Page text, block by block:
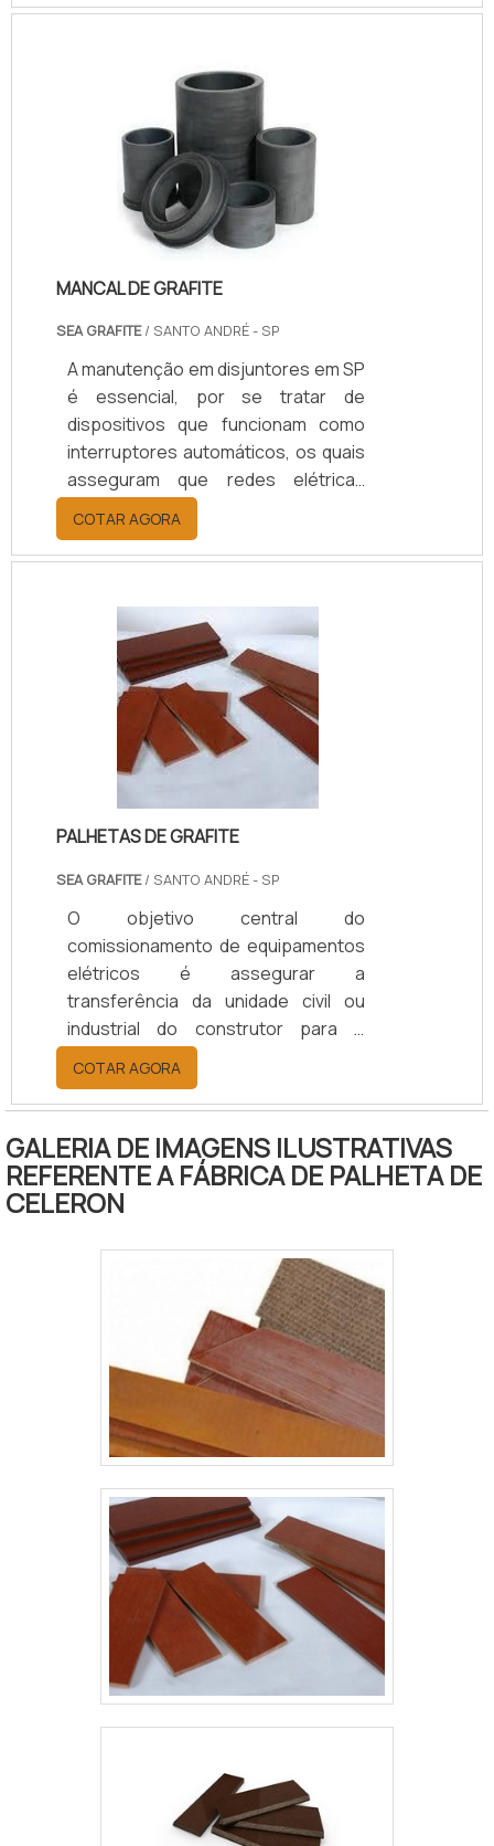
equipamentos a serem conectados
contratante.SAIBA MAIS SOBRE
COMO O PROCESSO OFERECE
DIVERSAS APLICAÇÕESO
comissionamento pode ser aplicado
tanto a novos empreendimentos
quanto a unidades e sistemas
existentes em processo de
MANCAL DE GRAFITE
SEA GRAFITE/ SANTO ANDRÉ - SP
A manutenção em disjuntores em SP
é essencial, por se tratar de
dispositivos que funcionam como
interruptores automáticos, os quais
asseguram que redes elétricas
possam operar com segurança,
sem causar danos como curtos
circuitos, quedas de corrente
todo o funcionamento do disjuntor
deve ocorrer com a máxima
exatidão, evitando qualquer tipo de
erro ou acidente elétrico.SAIBA
COMO A LIMPEZA DO DISPOSITIVO É
ESSENCIALPara manter o bom
funcionamento dos disjuntores.
COTAR AGORA
PALHETAS DE GRAFITE
SEA GRAFITE/ SANTO ANDRÉ - SP
O objetivo central do
comissionamento de equipamentos
elétricos é assegurar a
transferência da unidade civil ou
industrial do construtor para o
proprietário de forma ordenada e
segura, garantindo sua
operabilidade em termos de
desempenho, confiabilidade e
rastreabilidade de informações.
Adicionalmente, quando executado
eficaz, o comissionamento tende a
se configurar como um elemento
essencial para o atendimento aos
requisitos de prazos, custos,
segurança e quali.
COTAR AGORA
GALERIA DE IMAGENS ILUSTRATIVAS
REFERENTE A FÁBRICA DE PALHETA DE
CELERON